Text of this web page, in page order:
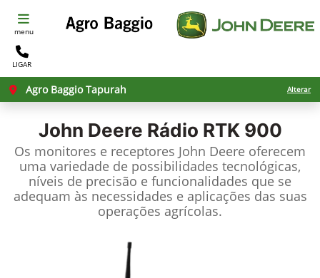
menu
LIGAR
Agro Baggio Tapurah Alterar
John Deere Rádio RTK 900
Os monitores e receptores John Deere oferecem
uma variedade de possibilidades tecnológicas,
níveis de precisão e funcionalidades que se
adequam às necessidades e aplicações das suas
operações agrícolas.